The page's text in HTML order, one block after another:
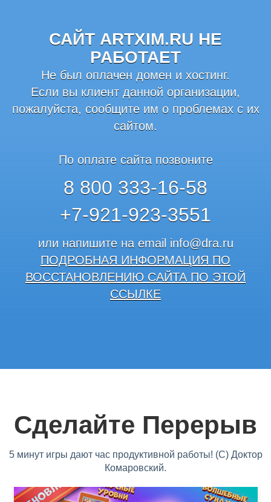
САЙТ ARTXIM.RU НЕ
РАБОТАЕТ
Не был оплачен домен и хостинг.
Если вы клиент данной организации,
пожалуйста, сообщите им о проблемах с их
сайтом.
По оплате сайта позвоните
8 800 333-16-58
+7-921-923-3551
или напишите на email info@dra.ru
ПОДРОБНАЯ ИНФОРМАЦИЯ ПО
ВОССТАНОВЛЕНИЮ САЙТА ПО ЭТОЙ
ССЫЛКЕ
Сделайте Перерыв
5 минут игры дают час продуктивной работы! (С) Доктор
Комаровский.